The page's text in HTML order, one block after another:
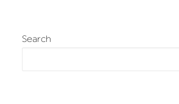
Search